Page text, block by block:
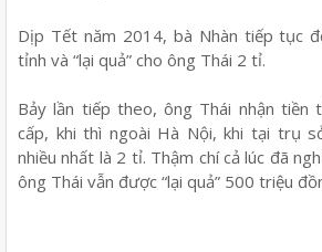
Dịp Tết năm 2014, bà Nhàn tiếp tục
tỉnh và “lại quả” cho ông Thái 2 tỉ.
Bảy lần tiếp theo, ông Thái nhận tiền
cấp, khi thì ngoài Hà Nội, khi tại trụ
nhiều nhất là 2 tỉ. Thậm chí cả lúc đã
ông Thái vẫn được “lại quả” 500 triệu